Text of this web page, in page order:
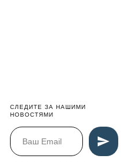
СЛЕДИТЕ ЗА НАШИМИ
НОВОСТЯМИ